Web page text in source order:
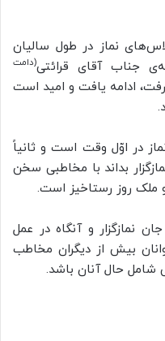
نماز در طول سالیان
جناب آقای قرائتی(دامت
ادامه یافت و امید است
در اوّل وقت است و ثانیاً
بداند با مخاطبی سخن
ملک روز رستاخیز است.
نمازگزار و آنگاه در عمل
بیش از دیگران مخاطب
شامل حال آنان باشد.